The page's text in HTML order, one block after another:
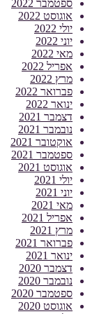
ספטמבר 2022
אוגוסט 2022
יולי 2022
יוני 2022
מאי 2022
אפריל 2022
מרץ 2022
פברואר 2022
ינואר 2022
דצמבר 2021
נובמבר 2021
אוקטובר 2021
ספטמבר 2021
אוגוסט 2021
יולי 2021
יוני 2021
מאי 2021
אפריל 2021
מרץ 2021
פברואר 2021
ינואר 2021
דצמבר 2020
נובמבר 2020
ספטמבר 2020
אוגוסט 2020